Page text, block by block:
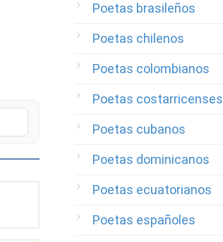
Poetas brasileños
Poetas chilenos
Poetas colombianos
Poetas costarricenses
Poetas cubanos
Poetas dominicanos
Poetas ecuatorianos
Poetas españoles